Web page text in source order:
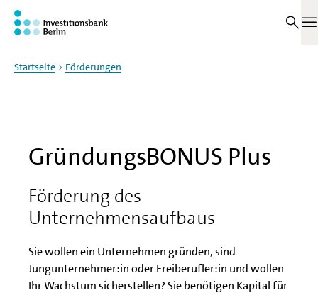
Zum Haupinhalt springen
Startseite Förderungen
Auf dieser Seite
GründungsBONUS Plus
Förderung des
Unternehmensaufbaus
Sie wollen ein Unternehmen gründen, sind
Jungunternehmer:in oder Freiberufler:in und wollen
Ihr Wachstum sicherstellen? Sie benötigen Kapital für